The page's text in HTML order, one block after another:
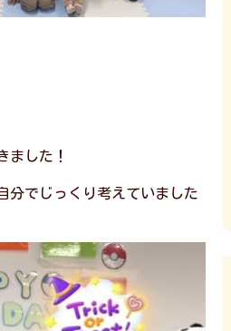
ました！
分でじっくり考えていました